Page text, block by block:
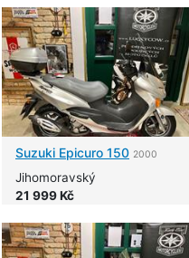
Suzuki Epicuro 150 2000
Jihomoravský
21 999 Kč